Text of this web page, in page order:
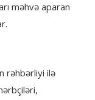
məhvə aparan
rəhbərliyi ilə